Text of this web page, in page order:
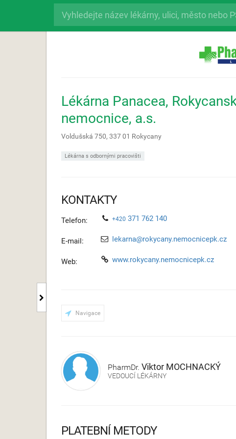
Lékárna Panacea,
nemocnice, a.s.
Voldušská 750, 337 01 Rokycany
Lékárna s odbornými pracovišti
KONTAKTY
Telefon: +420 371 762 140
E-mail: lekarna@rokycany.nemocnicepk.cz
Web: www.rokycany.nemocnicepk.cz
Navigace
PharmDr. Viktor MOCHNACKÝ
VEDOUCÍ LÉKÁRNY
PLATEBNÍ METODY